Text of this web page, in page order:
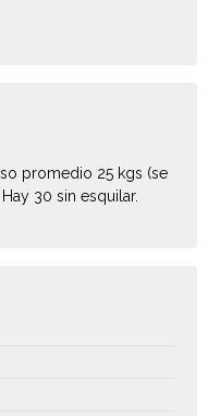
promedio 25 kgs (se
30 sin esquilar.